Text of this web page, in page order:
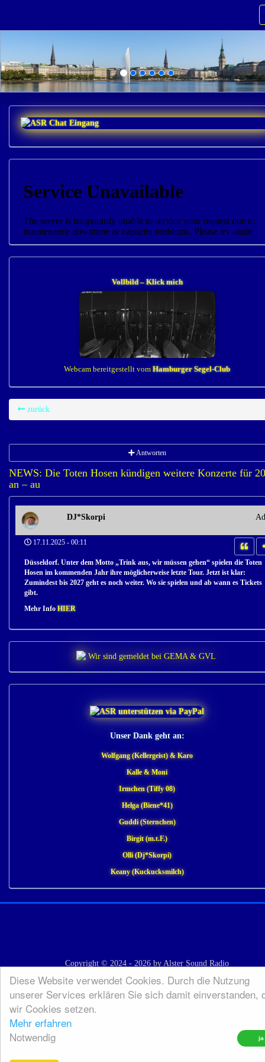
Diese Website verwendet Cookies. Durch die Nutzung
unserer Services erklären Sie sich damit einverstanden,
wir Cookies setzen.
Mehr erfahren
Notwendig
Vollbild – Klick mich
Webcam bereitgestellt vom Hamburger Segel-Club
zurück
Antworten
NEWS: Die Toten Hosen kündigen weitere Konzerte für
an – au
DJ*Skorpi
17.11.2025 - 00:11
Düsseldorf. Unter dem Motto „Trink aus, wir müssen gehen“ spielen die Toten
Hosen im kommenden Jahr ihre möglicherweise letzte Tour. Jetzt ist klar:
Zumindest bis 2027 geht es noch weiter. Wo sie spielen und ab wann es Tickets
gibt.
Mehr Info HIER
Unser Dank geht an:
Wolfgang (Kellergeist) & Karo
Kalle & Moni
Irmchen (Tiffy 08)
Helga (Biene*41)
Guddi (Sternchen)
Birgit (m.t.F.)
Olli (Dj*Skorpi)
Keany (Kuckucksmilch)
Copyright © 2024 - 2026 by Alster Sound Radio